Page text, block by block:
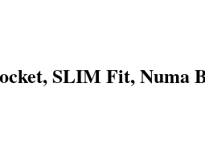
SLIM Fit, Numa